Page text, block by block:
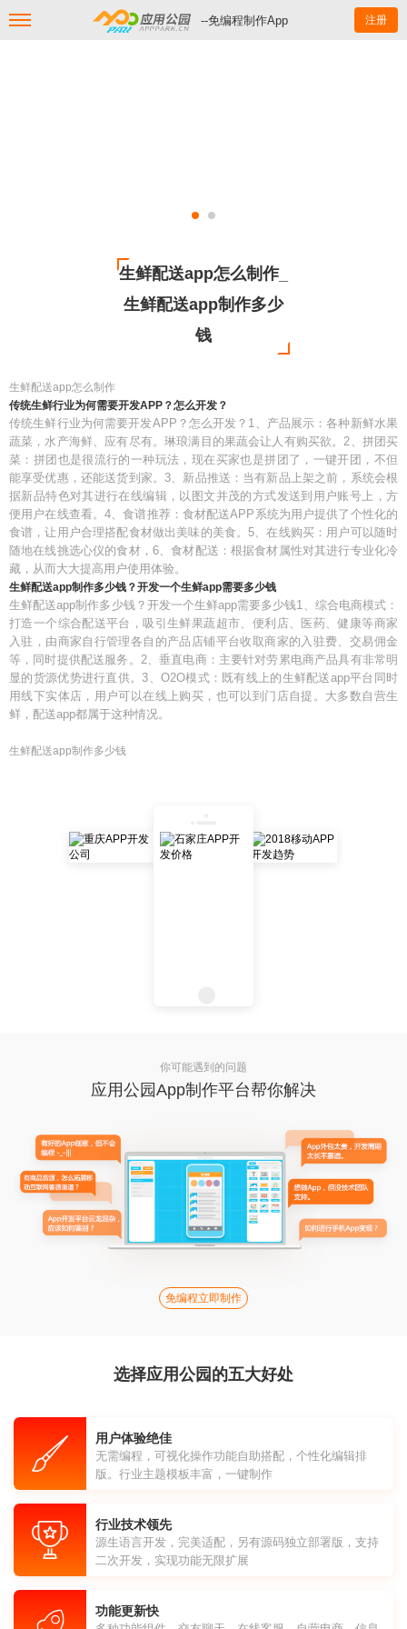
--免编程制作App 注册
生鲜配送app怎么制作_
生鲜配送app制作多少
钱
生鲜配送app怎么制作
传统生鲜行业为何需要开发APP？怎么开发？
传统生鲜行业为何需要开发APP？怎么开发？1、产品展示：各种新鲜水果
蔬菜，水产海鲜、应有尽有。琳琅满目的果蔬会让人有购买欲。2、拼团买
菜：拼团也是很流行的一种玩法，现在买家也是拼团了，一键开团，不但
能享受优惠，还能送货到家。3、新品推送：当有新品上架之前，系统会根
据新品特色对其进行在线编辑，以图文并茂的方式发送到用户账号上，方
便用户在线查看。4、食谱推荐：食材配送APP系统为用户提供了个性化的
食谱，让用户合理搭配食材做出美味的美食。5、在线购买：用户可以随时
随地在线挑选心仪的食材，6、食材配送：根据食材属性对其进行专业化冷
藏，从而大大提高用户使用体验。
生鲜配送app制作多少钱？开发一个生鲜app需要多少钱
生鲜配送app制作多少钱？开发一个生鲜app需要多少钱1、综合电商模式：
打造一个综合配送平台，吸引生鲜果蔬超市、便利店、医药、健康等商家
入驻，由商家自行管理各自的产品店铺平台收取商家的入驻费、交易佣金
等，同时提供配送服务。2、垂直电商：主要针对劳累电商产品具有非常明
显的货源优势进行直供。3、O2O模式：既有线上的生鲜配送app平台同时
用线下实体店，用户可以在线上购买，也可以到门店自提。大多数自营生
鲜，配送app都属于这种情况。
生鲜配送app制作多少钱
你可能遇到的问题
应用公园App制作平台帮你解决
免编程立即制作
选择应用公园的五大好处
用户体验绝佳
无需编程，可视化操作功能自助搭配，个性化编辑排
版。行业主题模板丰富，一键制作
行业技术领先
源生语言开发，完美适配，另有源码独立部署版，支持
二次开发，实现功能无限扩展
功能更新快